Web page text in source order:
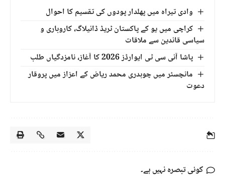
وادی تیراہ میں پھلدار پودوں کی تقسیم کا احوال
کراچی میں یو کے پاکستان ٹریڈ ڈائیلاگ، کاروباری و
سیاسی قائدین سے ملاقات
پاشا آئی سی ٹی ایوارڈز 2026 کا آغاز، نامزدگیاں طلب
مانچسٹر میں چوہدری محمد ریاض کے اعزاز میں پروقار
دعوت
کوئی تبصرہ نہیں ہے۔